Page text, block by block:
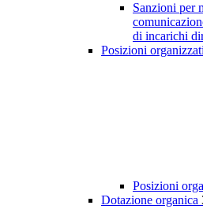
Sanzioni per
di incarichi
Posizioni
Posizioni
Dotazione organica